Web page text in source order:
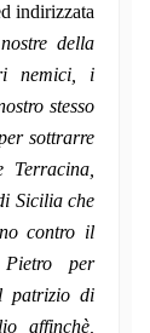
indirizzata
della
nemici, i
stesso
sottrarre
Sicilia che
contro il
per
patrizio di
affinchè,